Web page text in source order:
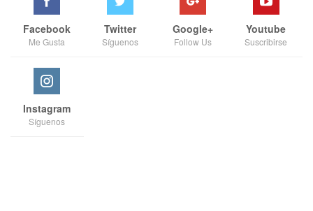
Facebook
Me Gusta
Twitter
Síguenos
Google+
Follow Us
Youtube
Suscribirse
Instagram
Síguenos